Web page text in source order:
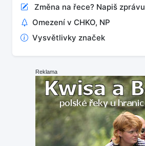
Změna na řece? Napiš zprávu
Omezení v CHKO, NP
Vysvětlivky značek
Reklama